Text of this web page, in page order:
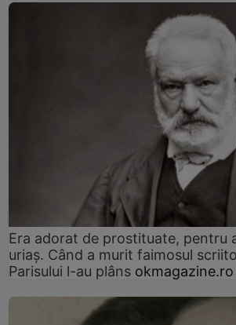
Era adorat de prostituate, pentru
uriaș. Când a murit faimosul
Parisului l-au plâns okmagazine.ro